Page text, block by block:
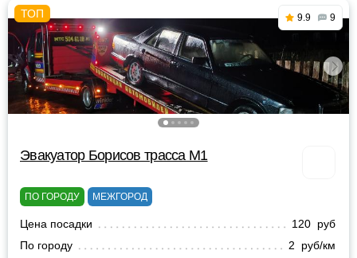
9.9 9
Эвакуатор Борисов трасса М1
ПО ГОРОДУ МЕЖГОРОД
Цена посадки
120 руб
По городу
2 руб/км